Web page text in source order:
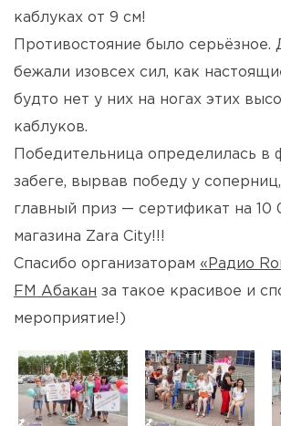
каблуках от 9 см!
Противостояние было серьёзное.
бежали изовсех сил, как
будто нет у них на ногах этих
каблуков.
Победительница определилась в
забеге, вырвав победу у
главный приз — сертификат на 10
магазина Zara City!!!
Спасибо организаторам «Радио
FM Абакан за такое красивое и
мероприятие!)